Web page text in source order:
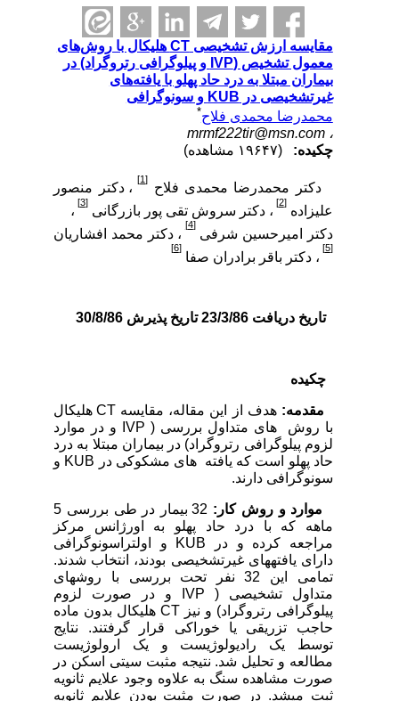
مقایسه ارزش تشخیصی CT هلیکال با روش‌های
معمول تشخیص (IVP و پیلوگرافی رتروگراد) در
بیماران مبتلا به درد حاد پهلو با یافته‌های
غیرتشخیصی در KUB و سونوگرافی
محمدرضا محمدی فلاح*
mrmf222tir@msn.com
چکیده:
دکتر محمدرضا محمدی فلاح
، دکتر منصور
علیزاده
، دکتر سروش تقی پور بازرگانی
،
دکتر امیرحسین شرفی
، دکتر محمد افشاریان
، دکتر باقر برادران صفا
تاریخ دریافت 23/3/86 تاریخ پذیرش 30/8/86
چکیده
مقدمه:
هدف از این مقاله، مقایسه CT هلیکال
با روش ­ های متداول بررسی ( IVP و در موارد
لزوم پیلوگرافی رتروگراد) در بیماران مبتلا به درد
حاد پهلو است که یافته ­ های مشکوکی در KUB و
سونوگرافی دارند.
موارد و روش کار:
32 بیمار در طی بررسی 5
ماهه که با درد حاد پهلو به اورژانس مرکز
مراجعه کرده و در KUB و اولتراسونوگرافی
دارای یافته­های غیرتشخیصی بودند، انتخاب شدند.
تمامی این 32 نفر تحت بررسی با روش­های
متداول تشخیصی ( IVP و در صورت لزوم
پیلوگرافی رتروگراد) و نیز CT هلیکال بدون ماده
حاجب تزریقی یا خوراکی قرار گرفتند. نتایج
توسط یک رادیولوژیست و یک ارولوژیست
مطالعه و تحلیل شد. نتیجه مثبت سی­تی اسکن در
صورت مشاهده سنگ به علاوه وجود علایم ثانویه
ثبت می­شد. در صورت مثبت بودن علایم ثانویه